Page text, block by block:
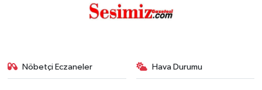
Nöbetçi Eczaneler Hava Durumu